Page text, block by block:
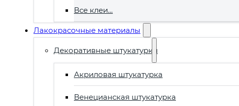
Все клеи…
Лакокрасочные материалы
Декоративные штукатурки
Акриловая штукатурка
Венецианская штукатурка